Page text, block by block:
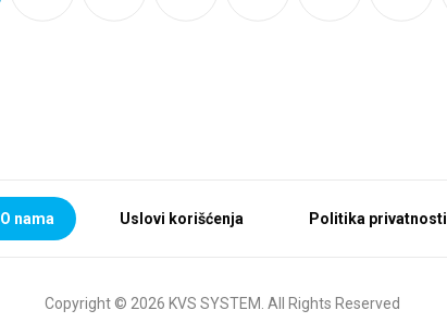
O nama Uslovi korišćenja Politika privatnosti
Copyright © 2026 KVS SYSTEM. All Rights Reserved